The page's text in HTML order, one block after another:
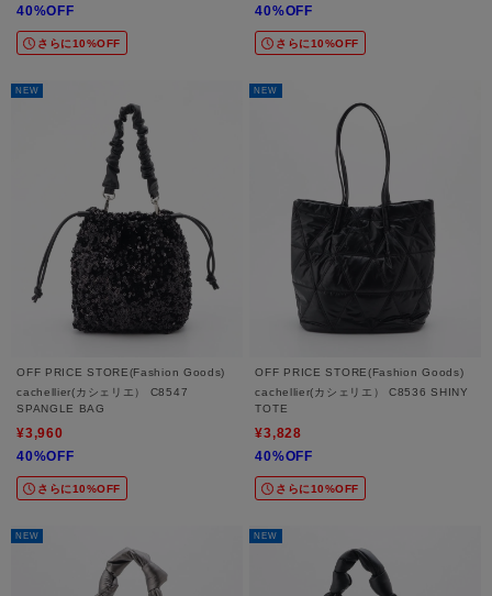
40%OFF
さらに10%OFF
40%OFF
さらに10%OFF
NEW
OFF PRICE STORE(Fashion Goods)
cachellier(カシェリエ） C8547
SPANGLE BAG
¥3,960
40%OFF
さらに10%OFF
NEW
OFF PRICE STORE(Fashion Goods)
cachellier(カシェリエ） C8536 SHINY
TOTE
¥3,828
40%OFF
さらに10%OFF
NEW NEW